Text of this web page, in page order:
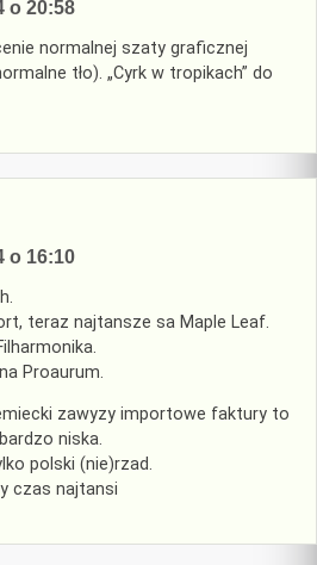
o 20:58
normalnej szaty graficznej
tło). „Cyrk w tropikach” do
o 16:10
teraz najtansze sa Maple Leaf.
Proaurum.
zawyzy importowe faktury to
niska.
polski (nie)rzad.
czas najtansi